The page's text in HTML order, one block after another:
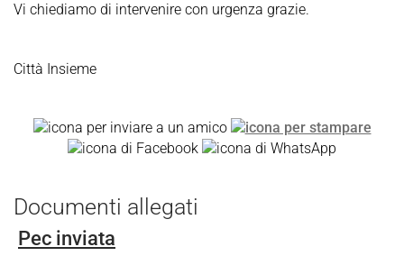
Vi chiediamo di intervenire con urgenza grazie.
Città Insieme
Documenti allegati
Pec inviata